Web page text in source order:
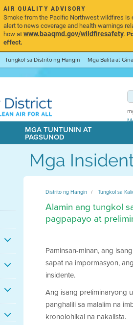
AIR QUALITY ADVISORY
Smoke from the Pacific Northwest wildfires is
alert to news coverage and health warnings
how atwww.baaqmd.gov/wildfiresafety.
effect.
Tungkol sa Distrito ng Hangin Mga Balita at
MGA TUNTUNIN AT
PAGSUNOD
Mga
Distrito ng Hangin Tungkol sa
Alamin ang tungkol
pagpapayo at
Paminsan-minan, ang
sapat na impormasyon,
insidente.
Ang isang preliminaryong
panghalili sa malalim na
kronolohikal na nakalista.